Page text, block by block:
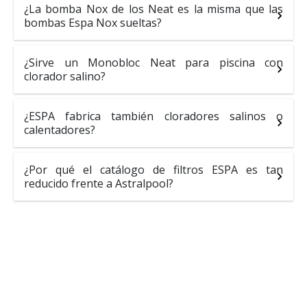
¿La bomba Nox de los Neat es la misma que las
bombas Espa Nox sueltas?
¿Sirve un Monobloc Neat para piscina con
clorador salino?
¿ESPA fabrica también cloradores salinos o
calentadores?
¿Por qué el catálogo de filtros ESPA es tan
reducido frente a Astralpool?